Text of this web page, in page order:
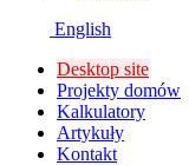
English
Desktop site
Projekty domów
Kalkulatory
Artykuły
Kontakt